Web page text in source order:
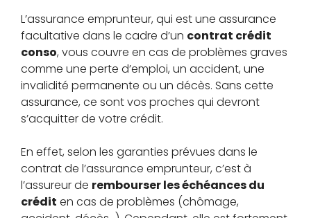
L’assurance emprunteur, qui est une assurance
facultative dans le cadre d’un contrat crédit
conso, vous couvre en cas de problèmes graves
comme une perte d’emploi, un accident, une
invalidité permanente ou un décès. Sans cette
assurance, ce sont vos proches qui devront
s’acquitter de votre crédit.
En effet, selon les garanties prévues dans le
contrat de l’assurance emprunteur, c’est à
l’assureur de rembourser les échéances du
crédit en cas de problèmes (chômage,